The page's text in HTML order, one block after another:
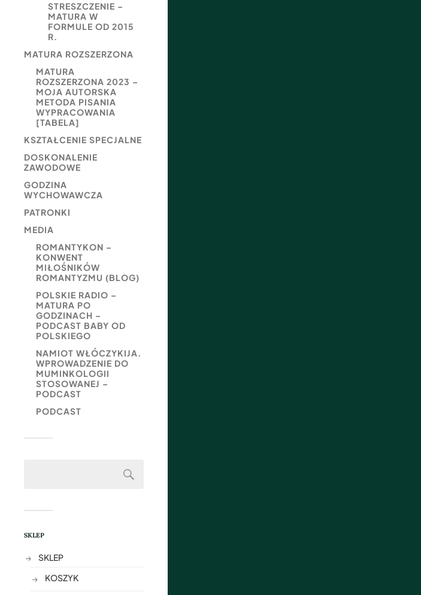
STRESZCZENIE –
MATURA W
FORMULE OD 2015
R.
MATURA ROZSZERZONA
MATURA
ROZSZERZONA 2023 –
MOJA AUTORSKA
METODA PISANIA
WYPRACOWANIA
[TABELA]
KSZTAŁCENIE SPECJALNE
DOSKONALENIE
ZAWODOWE
GODZINA
WYCHOWAWCZA
PATRONKI
MEDIA
ROMANTYKON –
KONWENT
MIŁOŚNIKÓW
ROMANTYZMU (BLOG)
POLSKIE RADIO –
MATURA PO
GODZINACH –
PODCAST BABY OD
POLSKIEGO
NAMIOT WŁÓCZYKIJA.
WPROWADZENIE DO
MUMINKOLOGII
STOSOWANEJ –
PODCAST
PODCAST
SKLEP
SKLEP
KOSZYK